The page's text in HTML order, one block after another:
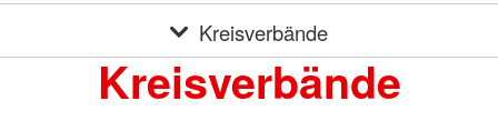
Kreisverbände
Kreisverbände